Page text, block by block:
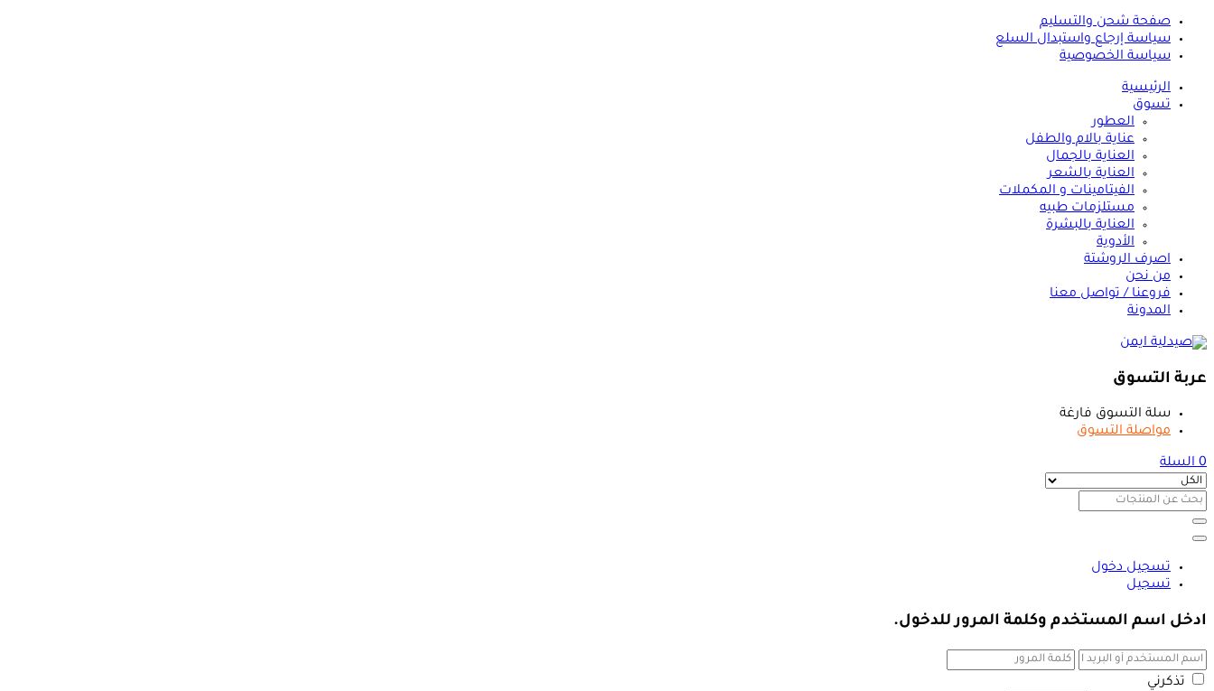
صفحة شحن والتسليم
سياسة إرجاع واستبدال السلع
سياسة الخصوصية
الرئيسية
تسوق
العطور
عناية بالام والطفل
العناية بالجمال
العناية بالشعر
الفيتامينات و المكملات
مستلزمات طبيه
العناية بالبشرة
الأدوية
اصرف الروشتة
من نحن
فروعنا / تواصل معنا
المدونة
عربة التسوق
سلة التسوق فارغة
مواصلة التسوق
0 السلة
تسجيل دخول
تسجيل
ادخل اسم المستخدم وكلمة المرور للدخول.
تذكرني